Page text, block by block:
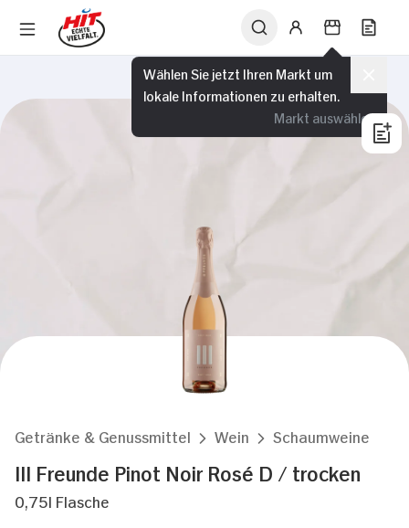
Wählen Sie jetzt Ihren Markt um
lokale Informationen zu erhalten.
Markt auswählen
Getränke & Genussmittel Wein Schaumweine
III Freunde Pinot Noir Rosé D / trocken
0,75l Flasche